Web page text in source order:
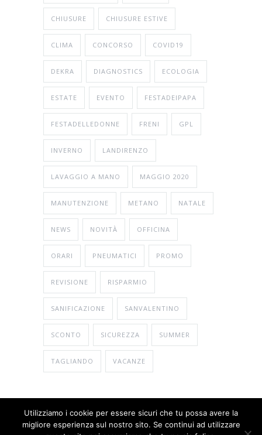
CHIUSURE CHIUSURE ESTIVE
CLIMA CONCORSO COVID19
DEKRA DIAGNOSTICS ECOLOGIA
ESTATE EVENTO FESTADEIPAPA
FESTADELLEDONNE FRENI GPL
INVERNO LANDIRENZO
LAVAGGIO A MANO MAGGIO 2020
MANUTENZIONE METANO NATALE
NEWS NOVITÀ OFFICINA
ORARI PNEUMATICI PROMO
REVISIONE RISPARMIO
SANIFICAZIONE SANVALENTINO
SCONTO SICUREZZA SUMMER
TAGLIANDO VACANZE
© Copyright 2026Gema Bosch Car Service
Utilizziamo i cookie per essere sicuri che tu possa avere la
migliore esperienza sul nostro sito. Se continui ad utilizzare